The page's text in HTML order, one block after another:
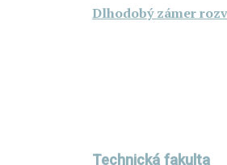
Dlhodobý zámer
Technická fakulta